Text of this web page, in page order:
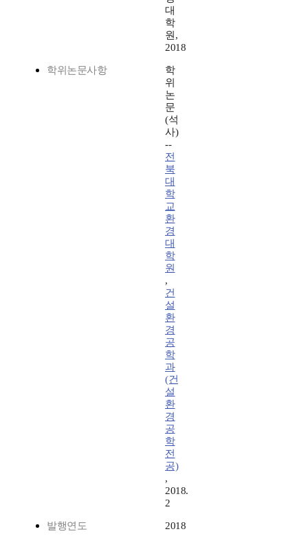
대
학
원,
2018
학위논문사항
학
위
논
문
(석
사)
--
전
북
대
학
교
환
경
대
학
원
,
건
설
환
경
공
학
과
(건
설
환
경
공
학
전
공)
,
2018.
2
발행연도 2018